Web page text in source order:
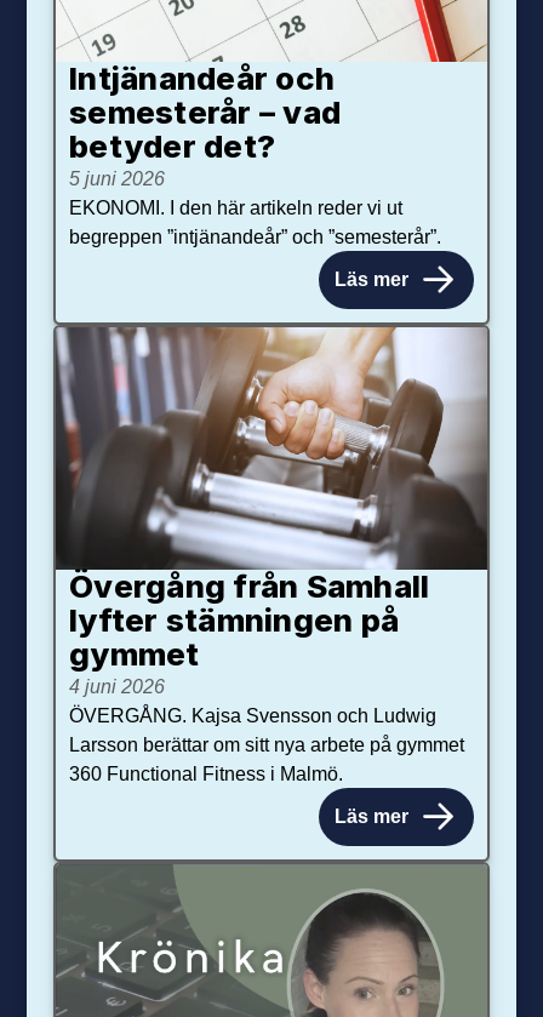
Intjänandeår och
semesterår – vad
betyder det?
5 juni 2026
EKONOMI. I den här artikeln reder vi ut
begreppen ”intjänandeår” och ”semesterår”.
Läs mer
Övergång från Samhall
lyfter stämningen på
gymmet
4 juni 2026
ÖVERGÅNG. Kajsa Svensson och Ludwig
Larsson berättar om sitt nya arbete på gymmet
360 Functional Fitness i Malmö.
Läs mer